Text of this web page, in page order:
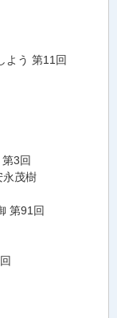
よう 第11回
3回
永茂樹
第91回